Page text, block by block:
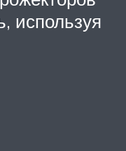
используя